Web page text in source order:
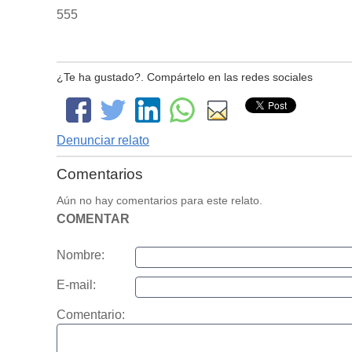
555
¿Te ha gustado?. Compártelo en las redes sociales
Denunciar relato
Comentarios
Aún no hay comentarios para este relato.
COMENTAR
Nombre:
E-mail:
Comentario: